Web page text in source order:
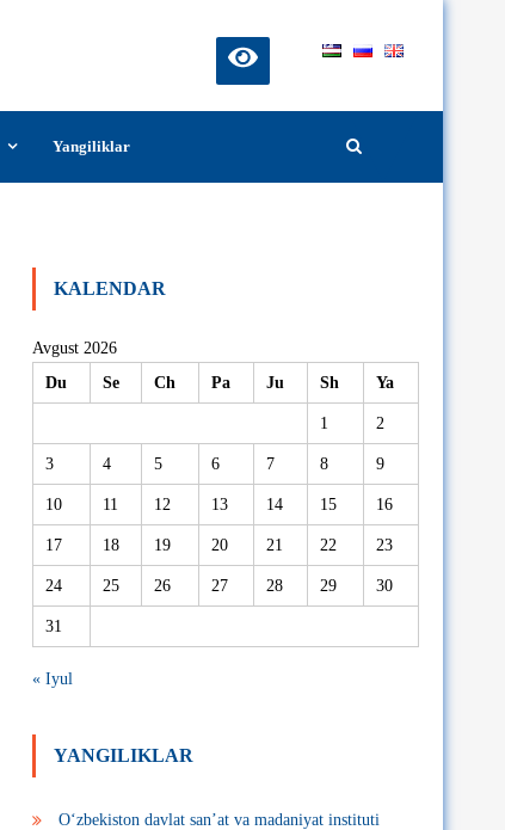
Yangiliklar
KALENDAR
Avgust 2026
Du
Se Ch Pa Ju Sh Ya
1 2
3 4 5 6 7 8 9
10 11 12 13 14 15 16
17 18 19 20 21 22 23
24 25 26 27 28 29 30
31
« Iyul
YANGILIKLAR
O‘zbekiston davlat san’at va madaniyat instituti